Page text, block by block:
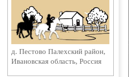
д. Пестово Палехский район,
Ивановская область, Россия